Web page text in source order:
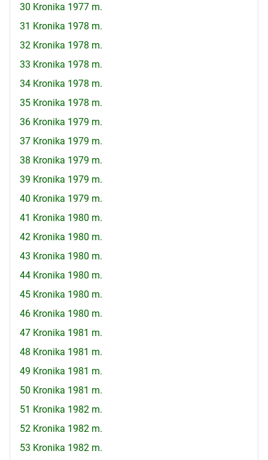
30 Kronika 1977 m.
31 Kronika 1978 m.
32 Kronika 1978 m.
33 Kronika 1978 m.
34 Kronika 1978 m.
35 Kronika 1978 m.
36 Kronika 1979 m.
37 Kronika 1979 m.
38 Kronika 1979 m.
39 Kronika 1979 m.
40 Kronika 1979 m.
41 Kronika 1980 m.
42 Kronika 1980 m.
43 Kronika 1980 m.
44 Kronika 1980 m.
45 Kronika 1980 m.
46 Kronika 1980 m.
47 Kronika 1981 m.
48 Kronika 1981 m.
49 Kronika 1981 m.
50 Kronika 1981 m.
51 Kronika 1982 m.
52 Kronika 1982 m.
53 Kronika 1982 m.